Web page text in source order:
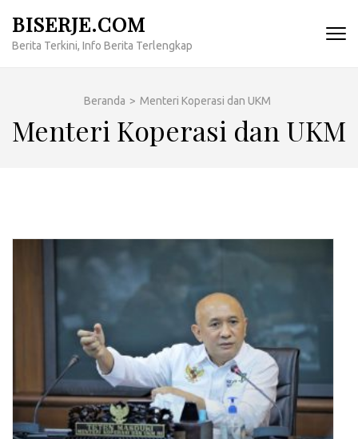
konten
BISERJE.COM
Berita Terkini, Info Berita Terlengkap
Beranda > Menteri Koperasi dan UKM
Menteri Koperasi dan UKM